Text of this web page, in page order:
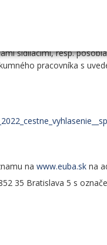
jazyka a
sídliacimi, resp.
pracovníka s
na www.euba.sk na
35 Bratislava 5 s